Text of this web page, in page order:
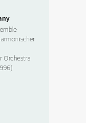
Orchestra